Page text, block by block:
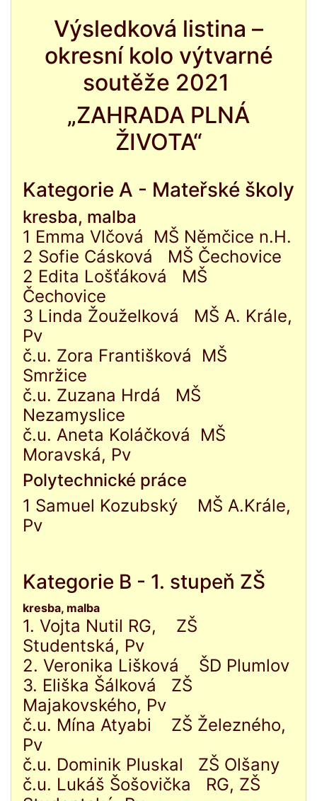
Výsledková listina –
okresní kolo výtvarné
soutěže 2021
„ZAHRADA PLNÁ
ŽIVOTA“
Kategorie A - Mateřské školy
kresba, malba
1 Emma Vlčová MŠ Němčice n.H.
2 Sofie Cásková MŠ Čechovice
2 Edita Lošťáková MŠ
Čechovice
3 Linda Žouželková MŠ A. Krále,
Pv
č.u. Zora Františková MŠ
Smržice
č.u. Zuzana Hrdá MŠ
Nezamyslice
č.u. Aneta Koláčková MŠ
Moravská, Pv
Polytechnické práce
1 Samuel Kozubský MŠ A.Krále,
Pv
Kategorie B - 1. stupeň ZŠ
kresba, malba
1. Vojta Nutil RG, ZŠ
Studentská, Pv
2. Veronika Lišková ŠD Plumlov
3. Eliška Šálková ZŠ
Majakovského, Pv
č.u. Mína Atyabi ZŠ Železného,
Pv
č.u. Dominik Pluskal ZŠ Olšany
č.u. Lukáš Šošovička RG, ZŠ